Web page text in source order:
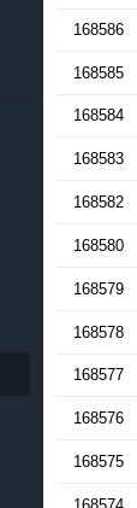
168586
168585
168584
168583
168582
168580
168579
168578
168577
168576
168575